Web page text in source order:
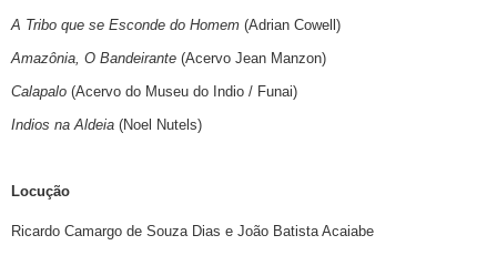
A Tribo que se Esconde do Homem (Adrian Cowell)
Amazônia, O Bandeirante (Acervo Jean Manzon)
Calapalo (Acervo do Museu do Indio / Funai)
Indios na Aldeia (Noel Nutels)
Locução
Ricardo Camargo de Souza Dias e João Batista Acaiabe